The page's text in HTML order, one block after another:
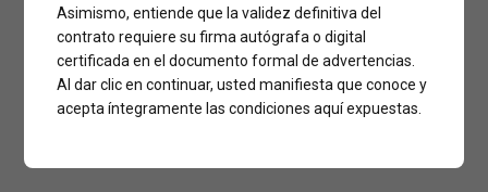
Asimismo, entiende que la validez definitiva del
contrato requiere su firma autógrafa o digital
certificada en el documento formal de advertencias.
Al dar clic en continuar, usted manifiesta que conoce y
acepta íntegramente las condiciones aquí expuestas.